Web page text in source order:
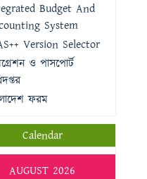
Budget And
System
Version Selector
ও পাসপোর্ট
ফরম
Calendar
AUGUST 2026